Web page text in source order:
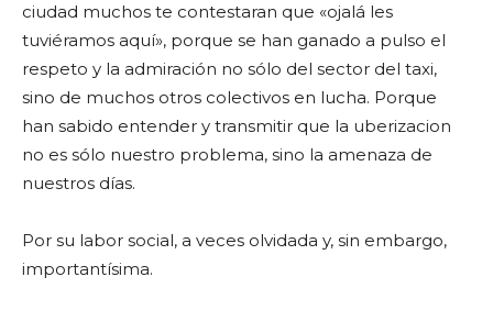
ciudad muchos te contestaran que «ojalá les
tuviéramos aquí», porque se han ganado a pulso el
respeto y la admiración no sólo del sector del taxi,
sino de muchos otros colectivos en lucha. Porque
han sabido entender y transmitir que la uberizacion
no es sólo nuestro problema, sino la amenaza de
nuestros días.
Por su labor social, a veces olvidada y, sin embargo,
importantísima.